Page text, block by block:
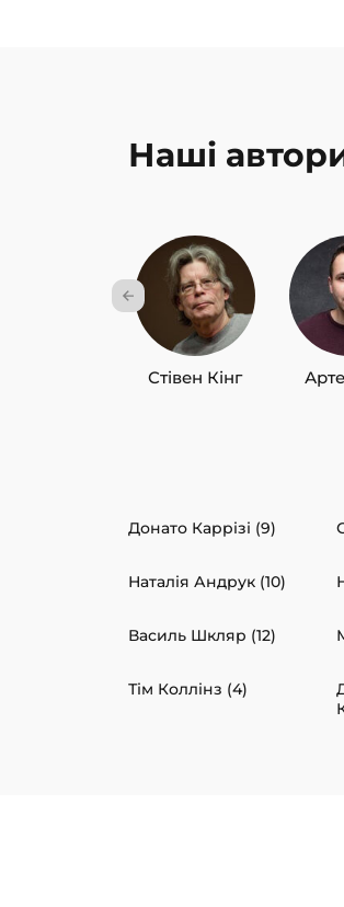
Наші
Стівен Кінг
Донато Каррізі (9)
Наталія Андрук (10)
Василь Шкляр (12)
Тім Коллінз (4)